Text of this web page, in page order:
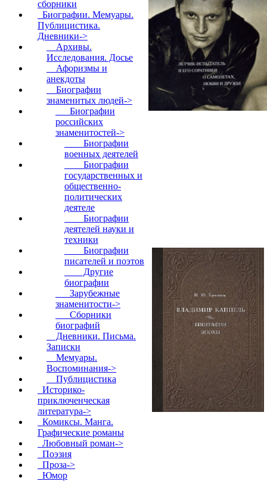
сборники
Биографии. Мемуары.
Публицистика.
Дневники->
Архивы.
Исследования. Досье
Афоризмы и
анекдоты
Биографии
знаменитых людей->
Биографии
российских
знаменитостей->
Биографии
военных деятелей
Биографии
государственных и
общественно-
политических
деятеле
Биографии
деятелей науки и
техники
Биографии
писателей и поэтов
Другие
биографии
Зарубежные
знаменитости->
Сборники
биографий
Дневники. Письма.
Записки
Мемуары.
Воспоминания->
Публицистика
Историко-
приключенческая
литература->
Комиксы. Манга.
Графические романы
Любовный роман->
Поэзия
Проза->
Юмор